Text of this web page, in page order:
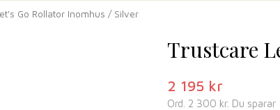
Go Rollator Inomhus / Silver
Trustcare
2 195 kr
Ord. 2 300 kr. Du sparar